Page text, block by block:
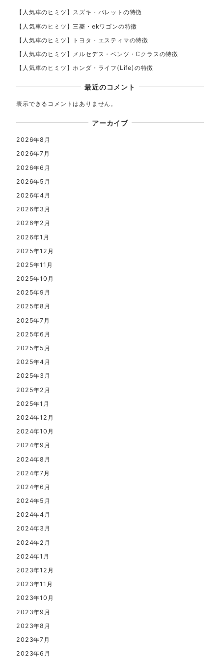
【人気車のヒミツ】スズキ・パレットの特徴
【人気車のヒミツ】三菱・ekワゴンの特徴
【人気車のヒミツ】トヨタ・エスティマの特徴
【人気車のヒミツ】メルセデス・ベンツ・Cクラスの特徴
【人気車のヒミツ】ホンダ・ライフ(Life)の特徴
最近のコメント
表示できるコメントはありません。
アーカイブ
2026年8月
2026年7月
2026年6月
2026年5月
2026年4月
2026年3月
2026年2月
2026年1月
2025年12月
2025年11月
2025年10月
2025年9月
2025年8月
2025年7月
2025年6月
2025年5月
2025年4月
2025年3月
2025年2月
2025年1月
2024年12月
2024年10月
2024年9月
2024年8月
2024年7月
2024年6月
2024年5月
2024年4月
2024年3月
2024年2月
2024年1月
2023年12月
2023年11月
2023年10月
2023年9月
2023年8月
2023年7月
2023年6月